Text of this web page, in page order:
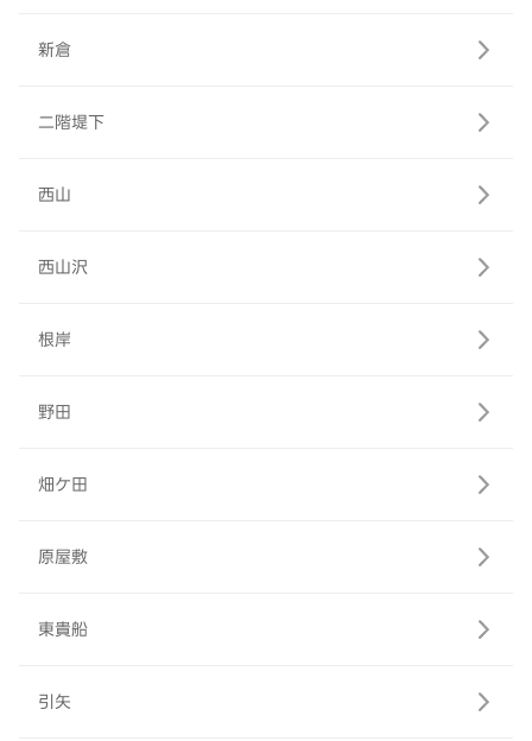
新倉
二階堤下
西山
西山沢
根岸
野田
畑ケ田
原屋敷
東貴船
引矢